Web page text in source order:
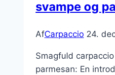
svampe og
AfCarpaccio 24.
Smagfuld
parmesan: En